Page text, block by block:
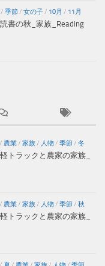
/ 季節/ 女の子/ 10月 / 11月
書の秋_家族_Reading
/ 農業/ 家族/ 人物/ 季節/ 冬
トラックと農家の家族_
/ 農業/ 家族/ 人物/ 季節/ 秋
トラックと農家の家族_